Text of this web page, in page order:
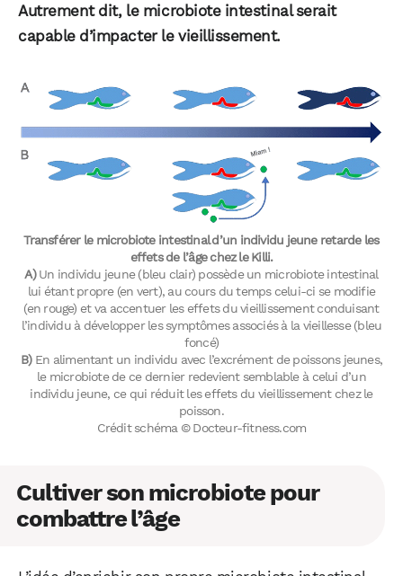
Autrement dit, le microbiote intestinal serait
capable d’impacter le vieillissement.
Transférer le microbiote intestinal d’un individu jeune retarde les
effets de l’âge chez le Killi.
A)Un individu jeune (bleu clair) possède un microbiote intestinal
lui étant propre (en vert), au cours du temps celui-ci se modifie
(en rouge) et va accentuer les effets du vieillissement conduisant
l’individu à développer les symptômes associés à la vieillesse (bleu
foncé)
B)En alimentant un individu avec l’excrément de poissons jeunes,
le microbiote de ce dernier redevient semblable à celui d’un
individu jeune, ce qui réduit les effets du vieillissement chez le
poisson.
Crédit schéma © Docteur-fitness.com
Cultiver son microbiote pour
combattre l’âge